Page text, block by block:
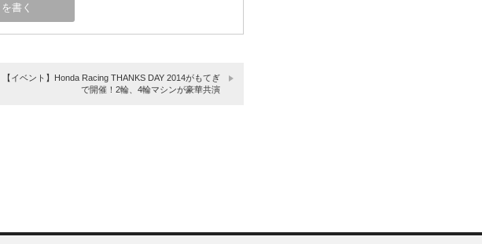
【イベント】Honda Racing THANKS DAY 2014がもてぎ
で開催！2輪、4輪マシンが豪華共演